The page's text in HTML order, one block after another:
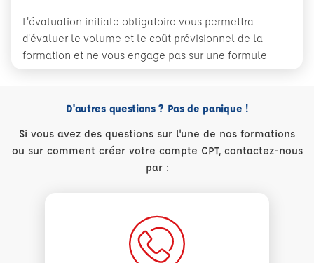
L'évaluation initiale obligatoire vous permettra
d'évaluer le volume et le coût prévisionnel de la
formation et ne vous engage pas sur une formule
D'autres questions ? Pas de panique !
Si vous avez des questions sur l'une de nos formations
ou sur comment créer votre compte CPT, contactez-nous
par :